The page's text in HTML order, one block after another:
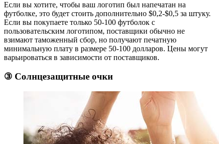
Если вы хотите, чтобы ваш логотип был напечатан на
футболке, это будет стоить дополнительно $0,2-$0,5 за штуку.
Если вы покупаете только 50-100 футболок с
пользовательским логотипом, поставщики обычно не
взимают таможенный сбор, но получают печатную
минимальную плату в размере 50-100 долларов. Цены могут
варьироваться в зависимости от поставщиков.
③ Солнцезащитные очки